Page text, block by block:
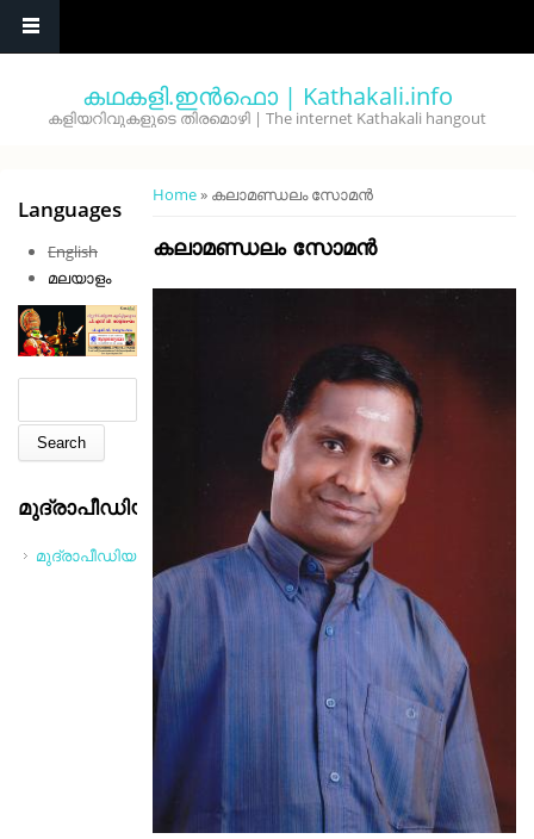
കഥകളി.ഇൻഫൊ | Kathakali.info
കളിയറിവുകളുടെ തിരമൊഴി | The internet Kathakali hangout
You are here
Home» കലാമണ്ഡലം സോമന്‍
കലാമണ്ഡലം സോമന്‍
Languages
English
മലയാളം
മുദ്രാപീഡിയ
മുദ്രാപീഡിയ